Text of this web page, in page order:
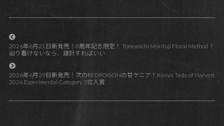
2026年6月21日新発売！8周年記念限定！ Tomomichi Morifuji Floral Method ！
辿り着けないなら、設計すればいい
2026年6月29日新発売！次のREDPOISONの甘ケニア！Kenya Taste of Harvest
2026 Experimental Category 3位入賞